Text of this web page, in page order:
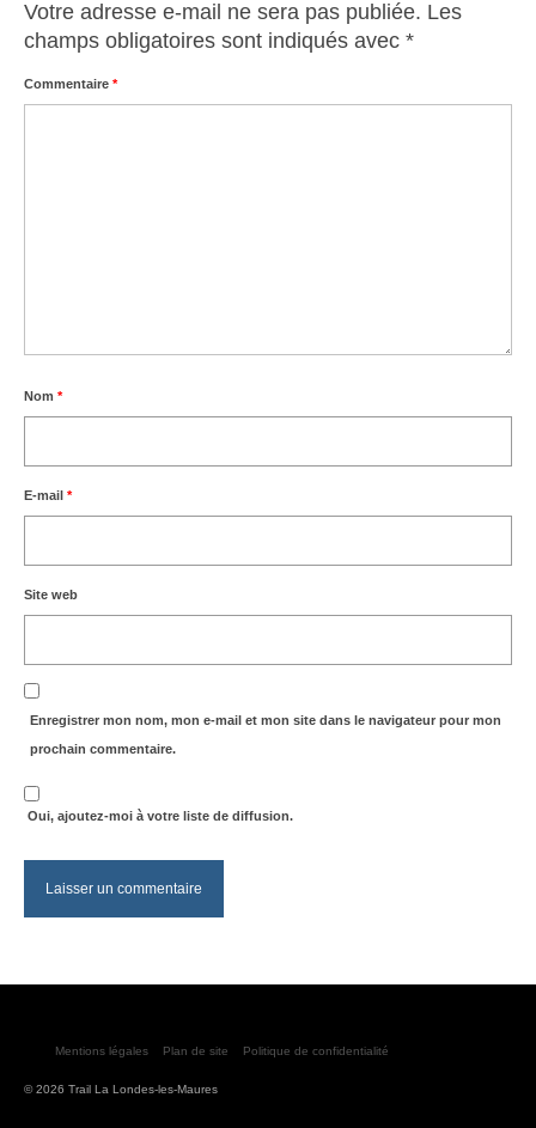
Votre adresse e-mail ne sera pas publiée. Les
champs obligatoires sont indiqués avec *
Commentaire *
Nom *
E-mail *
Site web
Enregistrer mon nom, mon e-mail et mon site dans le navigateur pour mon
prochain commentaire.
Oui, ajoutez-moi à votre liste de diffusion.
Mentions légales Plan de site Politique de confidentialité
© 2026 Trail La Londes-les-Maures